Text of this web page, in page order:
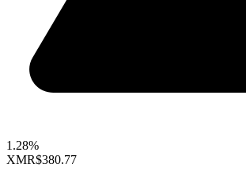
1.28%
XMR$380.77